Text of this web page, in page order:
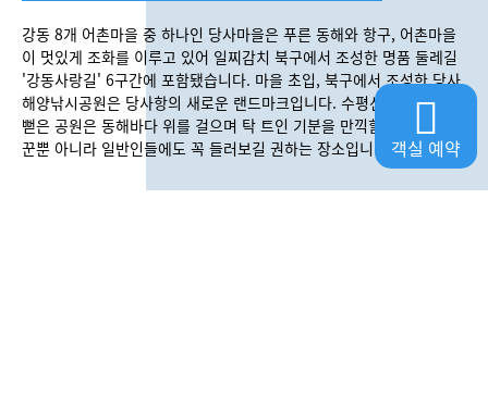
객실 예약
강동 8개 어촌마을 중 하나인 당사마을은 푸른 동해와 항구, 어촌마을
이 멋있게 조화를 이루고 있어 일찌감치 북구에서 조성한 명품 둘레길
'강동사랑길' 6구간에 포함됐습니다. 마을 초입, 북구에서 조성한 당사
해양낚시공원은 당사항의 새로운 랜드마크입니다. 수평선을 향해 곧게
뻗은 공원은 동해바다 위를 걸으며 탁 트인 기분을 만끽할 수 있어 낚시
꾼뿐 아니라 일반인들에도 꼭 들러보길 권하는 장소입니다.